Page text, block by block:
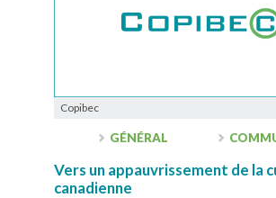
Copibec
GÉNÉRAL
Vers un appauvrissement de la
canadienne